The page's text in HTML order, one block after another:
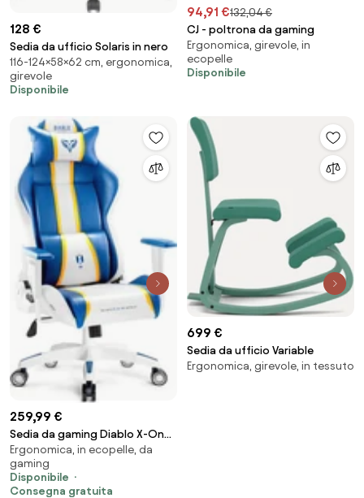
128 €
Sedia da ufficio Solaris in nero
116-124×58×62 cm, ergonomica,
girevole
Disponibile
94,91 €132,04 €
CJ - poltrona da gaming
Ergonomica, girevole, in
ecopelle
Disponibile
259,99 €
Sedia da gaming Diablo X-One
2.0 Aqua Blue: King Size
Ergonomica, in ecopelle, da
gaming
Disponibile
Consegna gratuita
699 €
Sedia da ufficio Variable
Ergonomica, girevole, in tessuto